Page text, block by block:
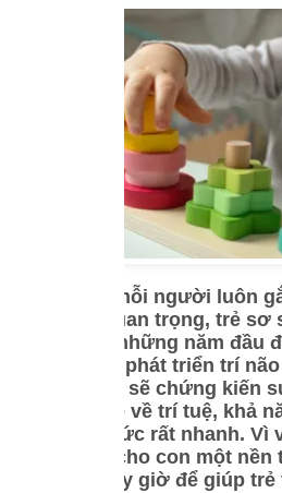
Cuộc đời mỗi người luôn
cột mốc quan trọng, trẻ sơ
Trong đó, những năm đầu
đoạn vàng phát triển trí
này, bố mẹ sẽ chứng kiến
bậc của trẻ về trí tuệ, khả
hỏi kiến thức rất nhanh. Vì
xây dựng cho con một
ngay từ bây giờ để giúp